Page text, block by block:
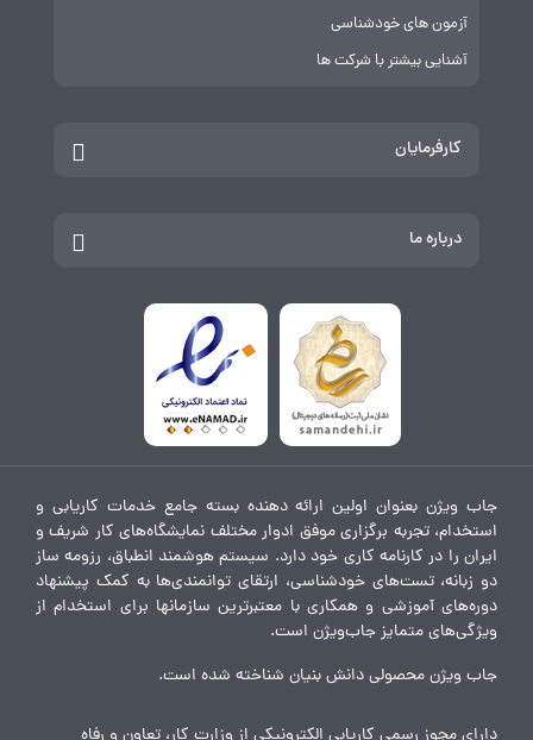
آزمون های خودشناسی
آشنایی بیشتر با شرکت ها
کارفرمایان
درباره ما
جاب ویژن بعنوان اولین ارائه دهنده بسته جامع خدمات کاریابی و
استخدام، تجربه برگزاری موفق ادوار مختلف نمایشگاه‌های کار شریف و
ایران را در کارنامه کاری خود دارد. سیستم هوشمند انطباق، رزومه ساز
دو زبانه، تست‌های خودشناسی، ارتقای توانمندی‌ها به کمک پیشنهاد
دوره‌های آموزشی و همکاری با معتبرترین سازمانها برای استخدام از
ویژگی‌های متمایز جاب‌ویژن است.
جاب ویژن محصولی دانش بنیان شناخته شده است.